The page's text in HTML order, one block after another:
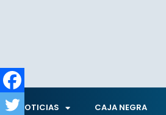
NOTICIAS CAJA NEGRA